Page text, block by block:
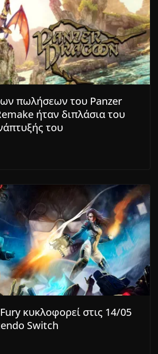
πωλήσεων του Panzer
ήταν διπλάσια του
του
κυκλοφορεί στις 14/05
Switch